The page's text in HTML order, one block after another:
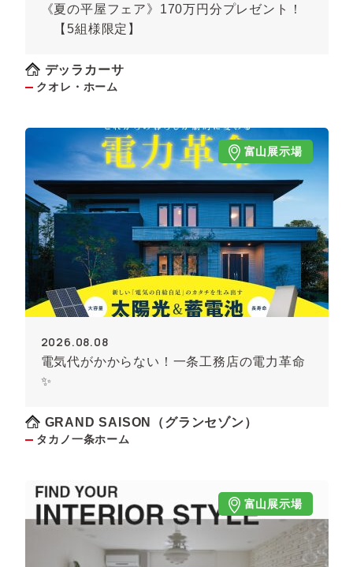
《夏の平屋フェア》170万円分プレゼント！
【5組様限定】
デッラカーサ
クオレ・ホーム
富山展示場
2026.08.08
電気代がかからない！一条工務店の電力革命
✨
GRAND SAISON（グランセゾン）
タカノ一条ホーム
富山展示場